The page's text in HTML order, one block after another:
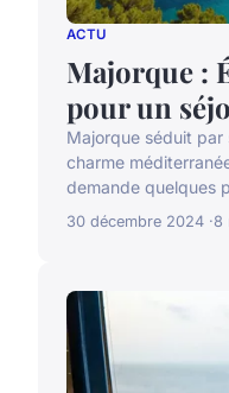
ACTU
Majorque :
pour un
Majorque séduit
charme
demande quelques
30 décembre 2024 8